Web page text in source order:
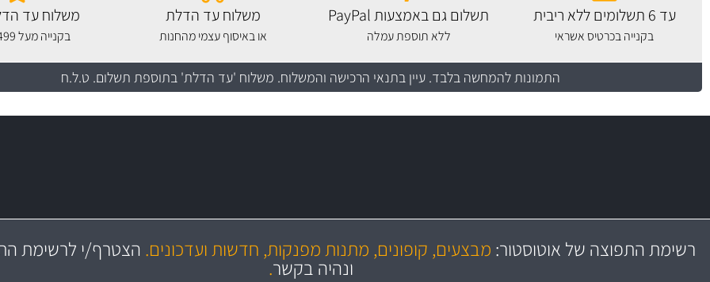
עד 6 תשלומים ללא ריבית
בקנייה בכרטיס אשראי
תשלום גם באמצעות PayPal
ללא תוספת עמלה
משלוח עד הדלת
או באיסוף עצמי מהחנות
משלוח עד
בקנייה מעל 499 שקלים
התמונות להמחשה בלבד. עיין בתנאי הרכישה והמשלוח. משלוח 'עד הדלת' בתוספת תשלום. ט.ל.ח
משלוח מהיר
באמצעות צ'יטה
משלוחים
מקצועיות
ושירות מצויין רשימת התפוצה של אוטוסטור: מבצעים, קופונים, מתנות מפנקות, חדשות ועדכונים. הצטרף/י לרשימת
ונהיה בקשר.